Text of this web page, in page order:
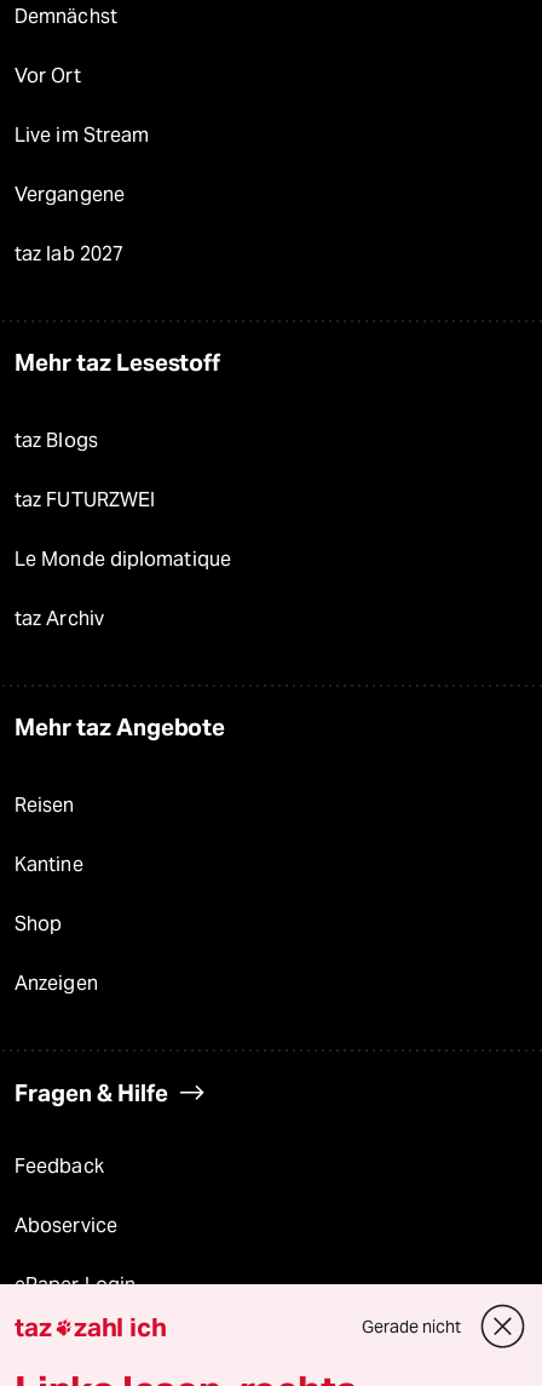
Demnächst
Vor Ort
Live im Stream
Vergangene
taz lab 2027
Mehr taz Lesestoff
taz Blogs
taz FUTURZWEI
Le Monde diplomatique
taz Archiv
Mehr taz Angebote
Reisen
Kantine
Shop
Anzeigen
Fragen & Hilfe
Feedback
Aboservice
ePaper Login
Downloads für Abonnierende
taz zahl ich Gerade nicht